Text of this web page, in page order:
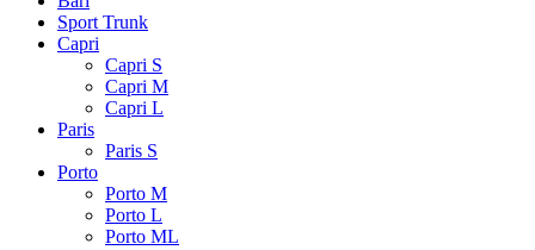
Sport Trunk
Capri
Capri S
Capri M
Capri L
Paris
Paris S
Porto
Porto M
Porto L
Porto ML